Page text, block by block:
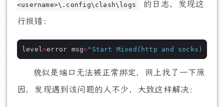
<username>\.config\clash\logs
的日志，发现这
行报错：
level=error msg="Start Mixed(http and socks)
貌似是端口无法被正常绑定，网上找了一下原
因，发现遇到该问题的人不少，大致这样解决：